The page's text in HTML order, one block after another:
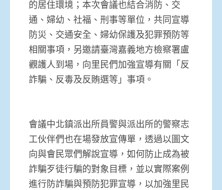
的居住環境；本次會議也結合消防、交
通、婦幼、社福、刑事等單位，共同宣導
防災、交通安全、婦幼保護及犯罪預防等
相關事項，另邀請臺灣嘉義地方檢察署盧
觀護人到場，向里民們加強宣導有關「反
詐騙、反毒及反賄選等」事項。
會議中北鎮派出所員警與派出所的警察志
工伙伴們也在場發放宣傳單，透過以圖文
向與會民眾們解說宣導，如何防止成為被
詐騙歹徒行騙的對象目標，並以實際案例
進行防詐騙與預防犯罪宣導，以加強里民